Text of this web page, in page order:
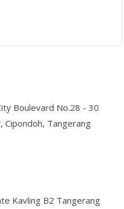
Boulevard No.28 - 30
Cipondoh, Tangerang
Kavling B2 Tangerang